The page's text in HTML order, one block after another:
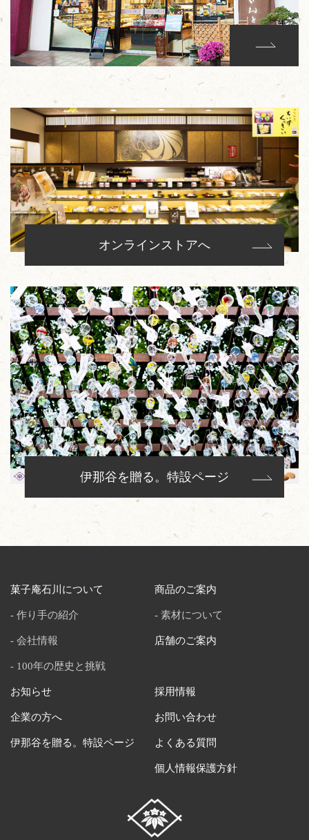
オンラインストアへ
伊那谷を贈る。特設ページ
菓子庵石川について
作り手の紹介
会社情報
100年の歴史と挑戦
商品のご案内
素材について
店舗のご案内
お知らせ
企業の方へ
伊那谷を贈る。特設ページ
採用情報
お問い合わせ
よくある質問
個人情報保護方針